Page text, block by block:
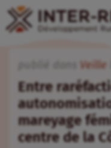
Veille
Entre
mareyage
centre de la